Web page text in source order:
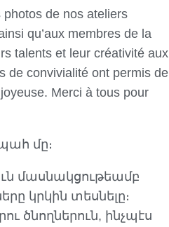
de nos ateliers
qu’aux membres de la
talents et leur créativité aux
de convivialité ont permis de
Merci à tous pour
մը։
մասնակցութեամբ
կրկին տեսնելը։
ծնողներուն, ինչպէս